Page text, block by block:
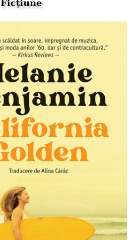
Ficțiune